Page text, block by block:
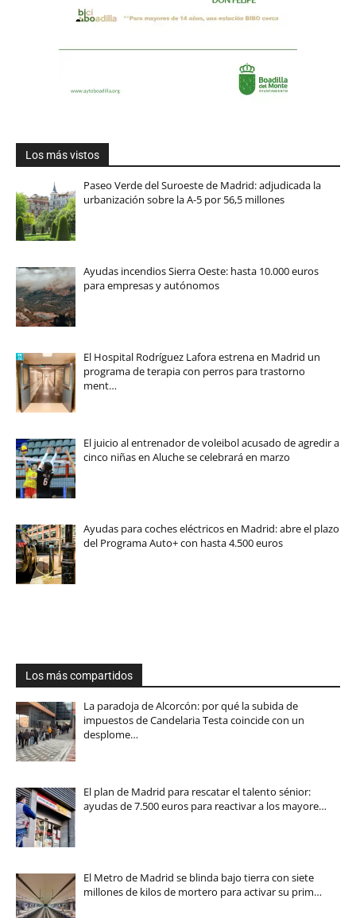
Los más vistos
Paseo Verde del Suroeste de Madrid: adjudicada la
urbanización sobre la A-5 por 56,5 millones
Ayudas incendios Sierra Oeste: hasta 10.000 euros
para empresas y autónomos
El Hospital Rodríguez Lafora estrena en Madrid un
programa de terapia con perros para trastorno
ment…
El juicio al entrenador de voleibol acusado de agredir a
cinco niñas en Aluche se celebrará en marzo
Ayudas para coches eléctricos en Madrid: abre el plazo
del Programa Auto+ con hasta 4.500 euros
Los más compartidos
La paradoja de Alcorcón: por qué la subida de
impuestos de Candelaria Testa coincide con un
desplome…
El plan de Madrid para rescatar el talento sénior:
ayudas de 7.500 euros para reactivar a los mayore…
El Metro de Madrid se blinda bajo tierra con siete
millones de kilos de mortero para activar su prim…